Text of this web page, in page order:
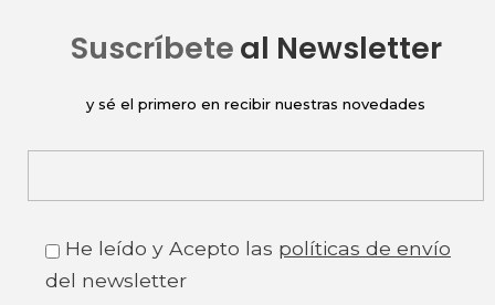
Suscríbeteal Newsletter
y sé el primero en recibir nuestras novedades
He leído y Acepto las políticas de envío
del newsletter